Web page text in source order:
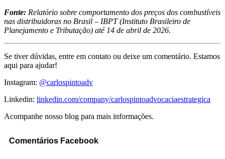
Fonte: Relatório sobre comportamento dos preços dos combustíveis
nas distribuidoras no Brasil – IBPT (Instituto Brasileiro de
Planejamento e Tributação) até 14 de abril de 2026.
Se tiver dúvidas, entre em contato ou deixe um comentário. Estamos
aqui para ajudar!
Instagram: @carlospintoadv
Linkedin: linkedin.com/company/carlospintoadvocaciaestrategica
Acompanhe nosso blog para mais informações.
Comentários Facebook